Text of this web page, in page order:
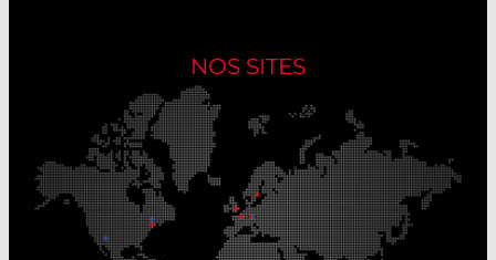
NOS SITES